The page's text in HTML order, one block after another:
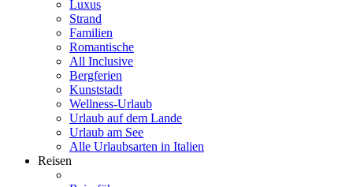
Luxus
Strand
Familien
Romantische
All Inclusive
Bergferien
Kunststadt
Wellness-Urlaub
Urlaub auf dem Lande
Urlaub am See
Alle Urlaubsarten in Italien
Reisen